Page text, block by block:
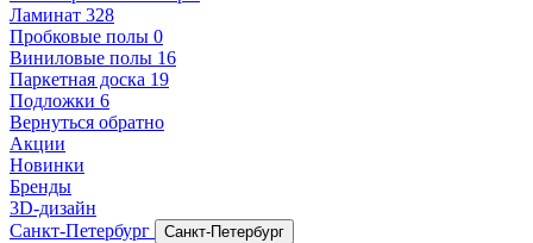
Ламинат 328
Пробковые полы 0
Виниловые полы 16
Паркетная доска 19
Подложки 6
Вернуться обратно
Акции
Новинки
Бренды
3D-дизайн
Санкт-Петербург
Санкт-Петербург